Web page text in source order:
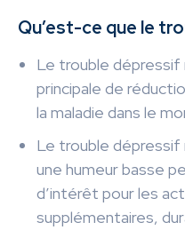
Qu’est-ce que le
Le trouble dépressif
principale de
la maladie dans le
Le trouble
une humeur basse
d’intérêt pour les
supplémentaires,